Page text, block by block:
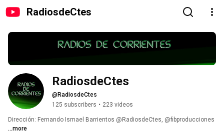
RadiosdeCtes
RadiosdeCtes
@RadiosdeCtes
125 subscribers • 223 videos
Dirección: Fernando Ismael Barrientos @RadiosdeCtes, @fibproducciones
...more